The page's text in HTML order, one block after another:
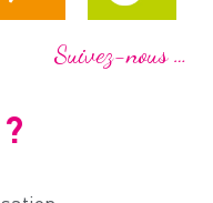
Suivez-nous …